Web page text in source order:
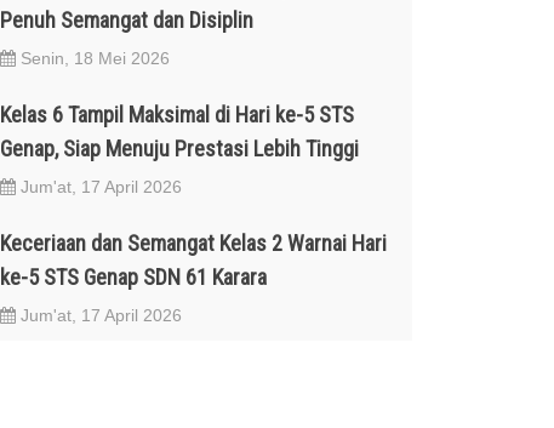
Penuh Semangat dan Disiplin
Senin, 18 Mei 2026
Kelas 6 Tampil Maksimal di Hari ke-5 STS
Genap, Siap Menuju Prestasi Lebih Tinggi
Jum'at, 17 April 2026
Keceriaan dan Semangat Kelas 2 Warnai Hari
ke-5 STS Genap SDN 61 Karara
Jum'at, 17 April 2026